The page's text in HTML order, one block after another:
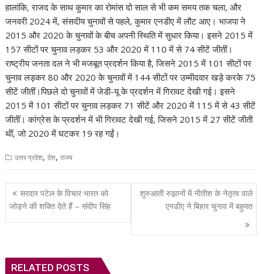
हालांकि, राजद के साथ कुमार का रोमांस दो साल से भी कम समय तक चला, और
जनवरी 2024 में, संसदीय चुनावों से पहले, कुमार एनडीए में लौट आए। भाजपा ने
2015 और 2020 के चुनावों के बीच अपनी स्थिति में सुधार किया। इसने 2015 में
157 सीटों पर चुनाव लड़कर 53 और 2020 में 110 में से 74 सीटें जीतीं।
राष्ट्रीय जनता दल ने भी मजबूत प्रदर्शन किया है, जिसने 2015 में 101 सीटों पर
चुनाव लड़कर 80 और 2020 के चुनावों में 144 सीटों पर उम्मीदवार खड़े करके 75
सीटें जीतीं।पिछले दो चुनावों में जेडी-यू के प्रदर्शन में गिरावट देखी गई। इसने
2015 में 101 सीटों पर चुनाव लड़कर 71 सीटें और 2020 में 115 में से 43 सीटें
जीतीं। कांग्रेस के प्रदर्शन में भी गिरावट देखी गई, जिसने 2015 में 27 सीटें जीती
थीं, जो 2020 में घटकर 19 रह गईं।
उत्तर प्रदेश,देश,राज्य
Post
navigation
सरदार पटेल के विचार भारत को
जोड़ने की शक्ति देते हैं – संदीप सिंह
शुरुआती रुझानों में नीतीश के नेतृत्व वाले
एनडीए ने बिहार चुनाव में बहुमत
RELATED POSTS